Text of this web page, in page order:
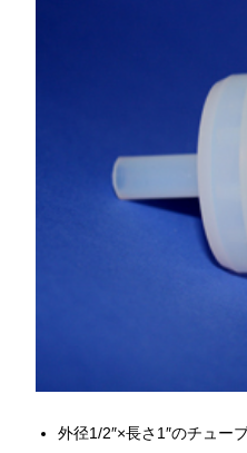
外径1/2″×長さ1″のチュー